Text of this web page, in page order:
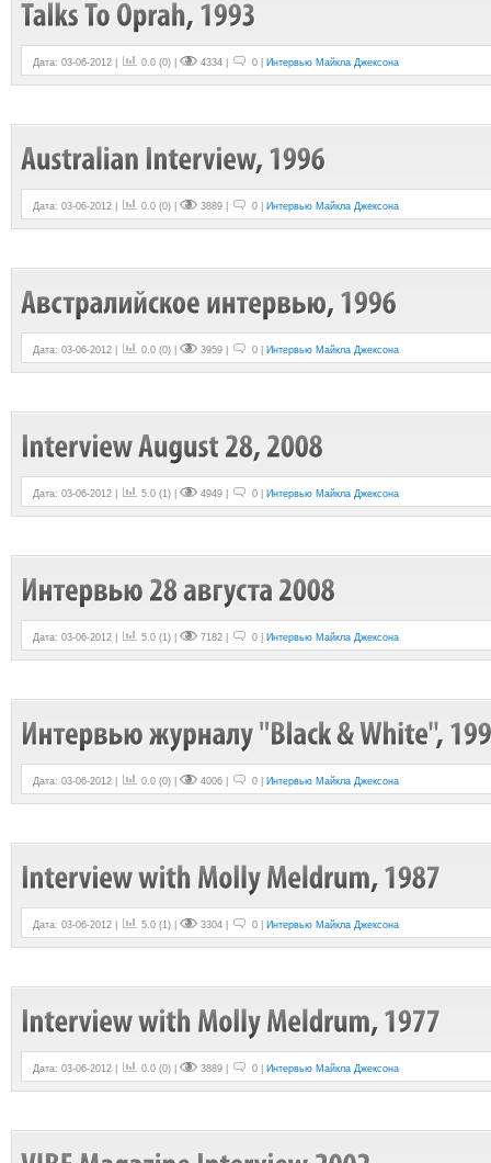
Дата: 03-06-2012 | 0.0 (0) | 4334 | 0 | Интервью Майкла Джексона
Дата: 03-06-2012 | 0.0 (0) | 3889 | 0 | Интервью Майкла Джексона
Дата: 03-06-2012 | 0.0 (0) | 3959 | 0 | Интервью Майкла Джексона
Дата: 03-06-2012 | 5.0 (1) | 4949 | 0 | Интервью Майкла Джексона
Дата: 03-06-2012 | 5.0 (1) | 7182 | 0 | Интервью Майкла Джексона
Дата: 03-06-2012 | 0.0 (0) | 4006 | 0 | Интервью Майкла Джексона
Дата: 03-06-2012 | 5.0 (1) | 3304 | 0 | Интервью Майкла Джексона
Дата: 03-06-2012 | 0.0 (0) | 3889 | 0 | Интервью Майкла Джексона